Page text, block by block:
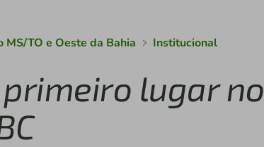
MS/TO e Oeste da Bahia Institucional
lugar no